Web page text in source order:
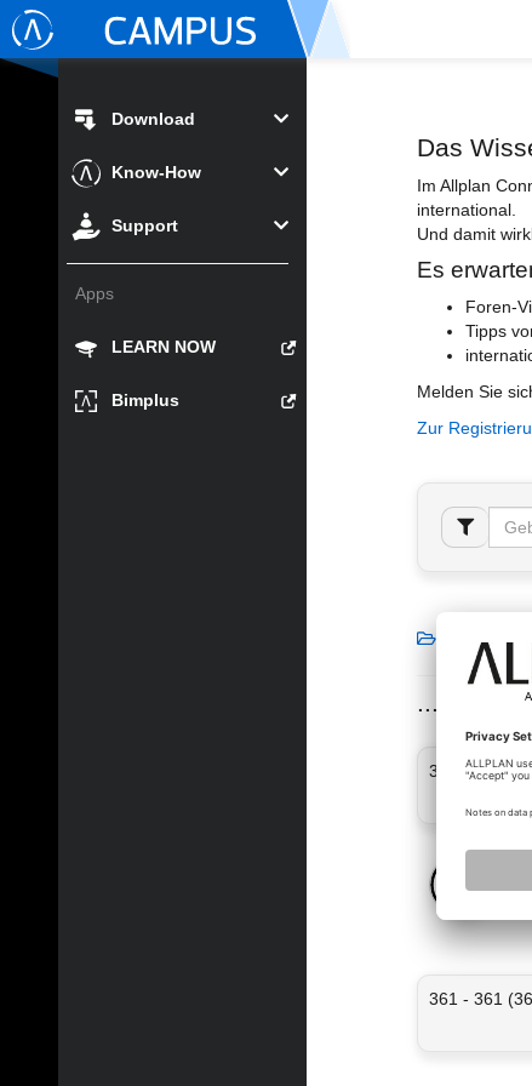
Download
Know-How
Support
Apps
LEARN NOW
Bimplus
Das
Im Allplan
international.
Und damit
Es
Foren-
Tipps
Melden Sie
Zur
Forum
... von
361 - 361
361 - 361